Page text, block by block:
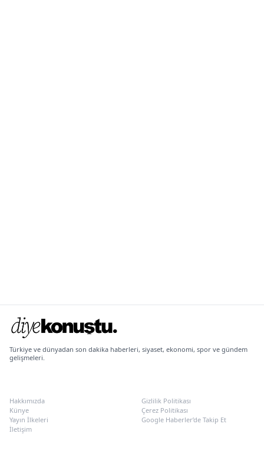
Türkiye ve dünyadan son dakika haberleri, siyaset, ekonomi, spor ve gündem
gelişmeleri.
Hakkımızda
Künye
Yayın İlkeleri
İletişim
Gizlilik Politikası
Çerez Politikası
Google Haberler’de Takip Et